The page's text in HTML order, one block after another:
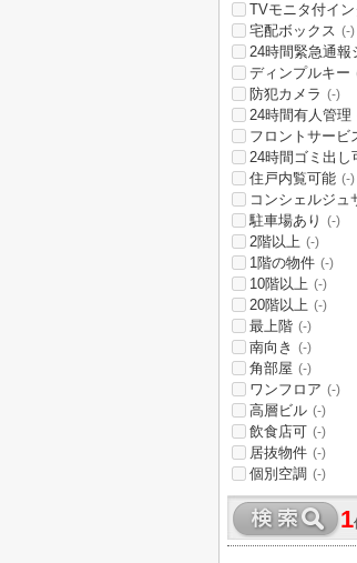
TVモニタ付イ
宅配ボックス (-)
24時間緊急通報
ディンプルキー
防犯カメラ (-)
24時間有人管理
フロントサービ
24時間ゴミ出し
住戸内覧可能 (-)
コンシェルジュ
駐車場あり (-)
2階以上 (-)
1階の物件 (-)
10階以上 (-)
20階以上 (-)
最上階 (-)
南向き (-)
角部屋 (-)
ワンフロア (-)
高層ビル (-)
飲食店可 (-)
居抜物件 (-)
個別空調 (-)
1